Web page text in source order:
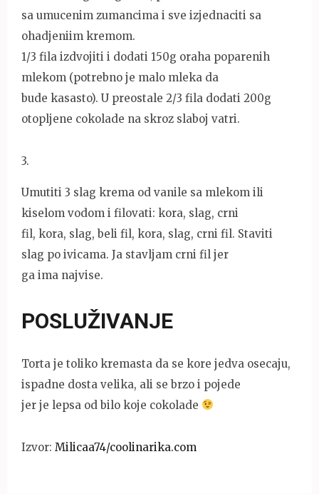
sa umucenim zumancima i sve izjednaciti sa
ohadjeniim kremom.
1/3 fila izdvojiti i dodati 150g oraha poparenih
mlekom (potrebno je malo mleka da
bude kasasto). U preostale 2/3 fila dodati 200g
otopljene cokolade na skroz slaboj vatri.
3.
Umutiti 3 slag krema od vanile sa mlekom ili
kiselom vodom i filovati: kora, slag, crni
fil, kora, slag, beli fil, kora, slag, crni fil. Staviti
slag po ivicama. Ja stavljam crni fil jer
ga ima najvise.
POSLUŽIVANJE
Torta je toliko kremasta da se kore jedva osecaju,
ispadne dosta velika, ali se brzo i pojede
jer je lepsa od bilo koje cokolade
Izvor: Milicaa74/coolinarika.com